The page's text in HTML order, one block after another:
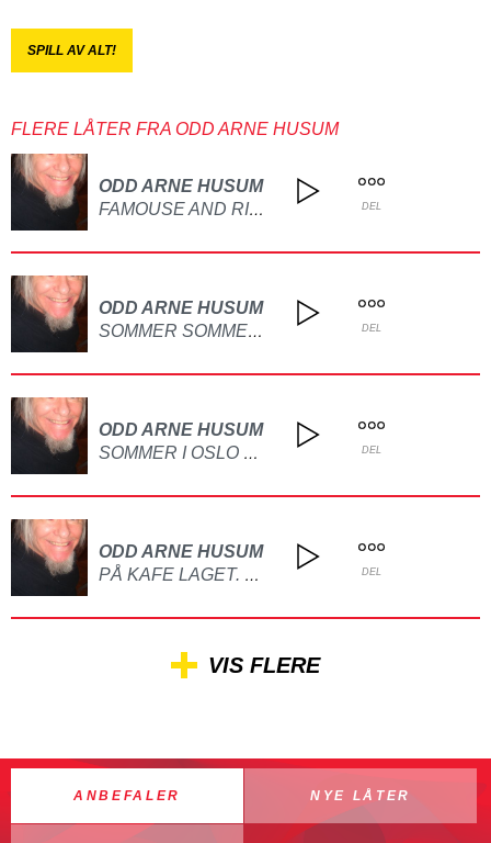
SPILL AV ALT!
FLERE LÅTER FRA ODD ARNE HUSUM
ODD ARNE HUSUM
FAMOUSE AND RICH LAGET PÅ GITAR DEL
ODD ARNE HUSUM
SOMMER SOMMER DET ER DET VI VI HA LAGET PÅ GITAR OG PIANO DEL
ODD ARNE HUSUM
SOMMER I OSLO BY LAGET PÅ GITAR DEL
ODD ARNE HUSUM
PÅ KAFE LAGET. PÅ GITAR DEL
VIS FLERE
ANBEFALER NYE LÅTER